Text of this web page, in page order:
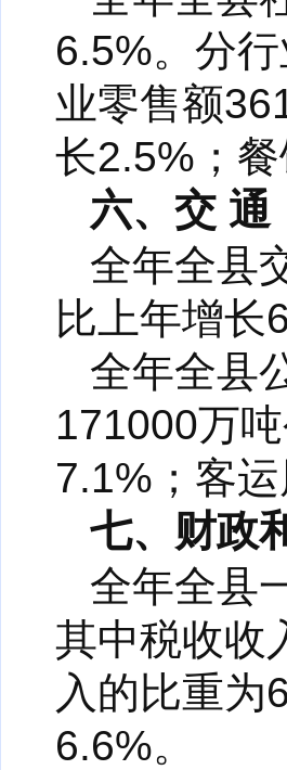
6.5%。分
业零售额
长2.5%；
六、交 通
全年全县
比上年增长
全年全县
171000万
7.1%；客
七、财政
全年全县
其中税收收
入的比重为
6.6%。